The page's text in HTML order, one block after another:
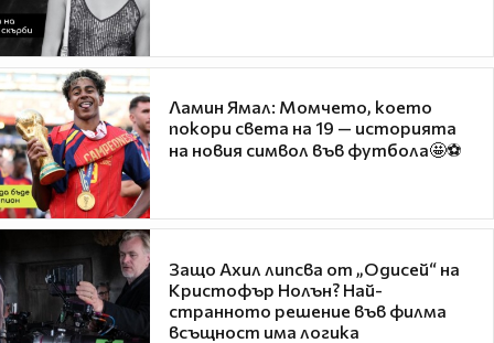
Ламин Ямал: Момчето, което
покори света на 19 — историята
на новия символ във футбола🤩⚽
Защо Ахил липсва от „Одисей“ на
Кристофър Нолън? Най-
странното решение във филма
всъщност има логика